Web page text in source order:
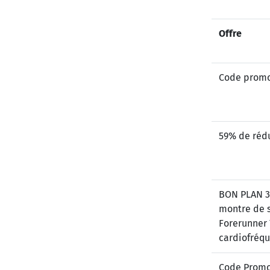
Offre
Code
59% de
BON PLAN
montre de
Forerunner
Code